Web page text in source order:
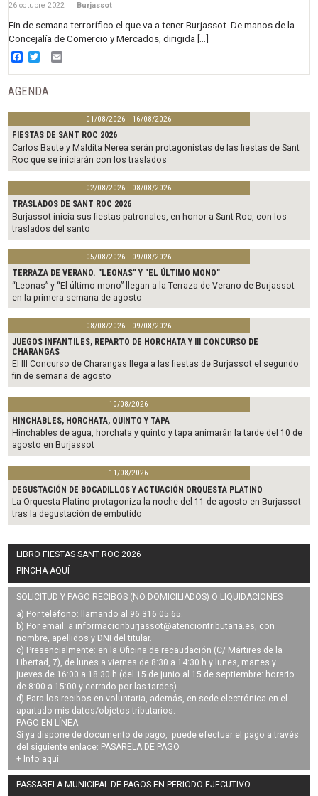
26 octubre 2022 | Burjassot
Fin de semana terrorífico el que va a tener Burjassot. De manos de la
Concejalía de Comercio y Mercados, dirigida […]
Facebook
Twitter
AGENDA
01/08/2026 - 16/08/2026
FIESTAS DE SANT ROC 2026
Carlos Baute y Maldita Nerea serán protagonistas de las fiestas de Sant
Roc que se iniciarán con los traslados
02/08/2026 - 08/08/2026
TRASLADOS DE SANT ROC 2026
Burjassot inicia sus fiestas patronales, en honor a Sant Roc, con los
traslados del santo
05/08/2026 - 09/08/2026
TERRAZA DE VERANO. "LEONAS" Y "EL ÚLTIMO MONO"
“Leonas” y “El último mono” llegan a la Terraza de Verano de Burjassot
en la primera semana de agosto
08/08/2026 - 09/08/2026
JUEGOS INFANTILES, REPARTO DE HORCHATA Y III CONCURSO DE
CHARANGAS
El III Concurso de Charangas llega a las fiestas de Burjassot el segundo
fin de semana de agosto
10/08/2026
HINCHABLES, HORCHATA, QUINTO Y TAPA
Hinchables de agua, horchata y quinto y tapa animarán la tarde del 10 de
agosto en Burjassot
11/08/2026
DEGUSTACIÓN DE BOCADILLOS Y ACTUACIÓN ORQUESTA PLATINO
La Orquesta Platino protagoniza la noche del 11 de agosto en Burjassot
tras la degustación de embutido
LIBRO FIESTAS SANT ROC 2026
PINCHA AQUÍ
SOLICITUD Y PAGO RECIBOS (NO DOMICILIADOS) O LIQUIDACIONES
a) Por teléfono: llamando al 96 316 05 65.
b) Por email: a informacionburjassot@atenciontributaria.es , con
nombre, apellidos y DNI del titular.
c) Presencialmente: en la Oficina de recaudación (C/ Mártires de la
Libertad, 7), de lunes a viernes de 8:30 a 14:30 h y lunes, martes y
jueves de 16:00 a 18:30 h (del 15 de junio al 15 de septiembre: horario
de 8:00 a 15:00 y cerrado por las tardes).
d) Para los recibos en voluntaria, además, en sede electrónica en el
apartado mis datos/objetos tributarios.
PAGO EN LÍNEA:
Si ya dispone de documento de pago, puede efectuar el pago a través
del siguiente enlace: PASARELA DE PAGO
+ Info aquí
PASSARELA MUNICIPAL DE PAGOS EN PERIODO EJECUTIVO